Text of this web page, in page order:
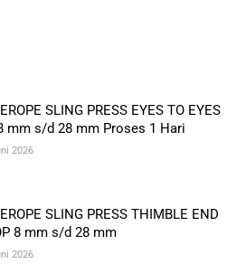
SLING PRESS EYES TO EYES
mm s/d 28 mm Proses 1 Hari
2026
SLING PRESS THIMBLE END
8 mm s/d 28 mm
2026